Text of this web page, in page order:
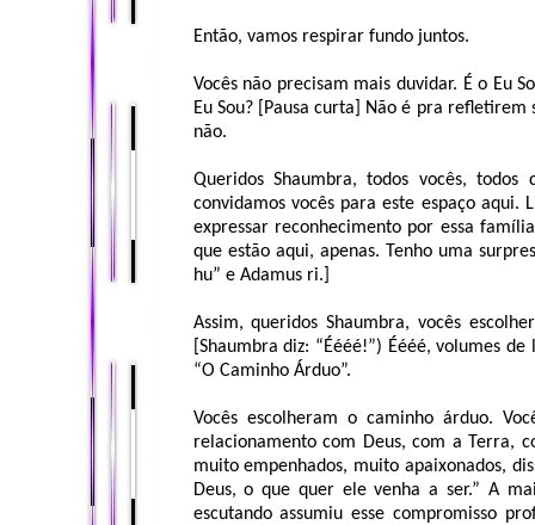
Então, vamos respirar fundo juntos.
Vocês não precisam mais duvidar. É o Eu
Eu Sou? [Pausa curta] Não é pra
não.
Queridos Shaumbra, todos vocês,
convidamos vocês para este espaço aqui.
expressar reconhecimento por essa
que estão aqui, apenas. Tenho uma
hu” e Adamus ri.]
Assim, queridos Shaumbra, vocês
[Shaumbra diz: “Éééé!”) Éééé, volumes
“O Caminho Árduo”.
Vocês escolheram o caminho árduo.
relacionamento com Deus, com a Terra,
muito empenhados, muito apaixonados,
Deus, o que quer ele venha a ser.” A
escutando assumiu esse compromisso